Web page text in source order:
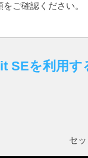
ご確認ください。
SEを利用す
セ